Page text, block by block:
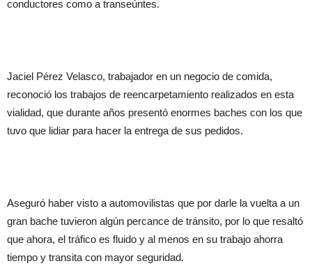
conductores como a transeúntes.
Jaciel Pérez Velasco, trabajador en un negocio de comida,
reconoció los trabajos de reencarpetamiento realizados en esta
vialidad, que durante años presentó enormes baches con los que
tuvo que lidiar para hacer la entrega de sus pedidos.
Aseguró haber visto a automovilistas que por darle la vuelta a un
gran bache tuvieron algún percance de tránsito, por lo que resaltó
que ahora, el tráfico es fluido y al menos en su trabajo ahorra
tiempo y transita con mayor seguridad.